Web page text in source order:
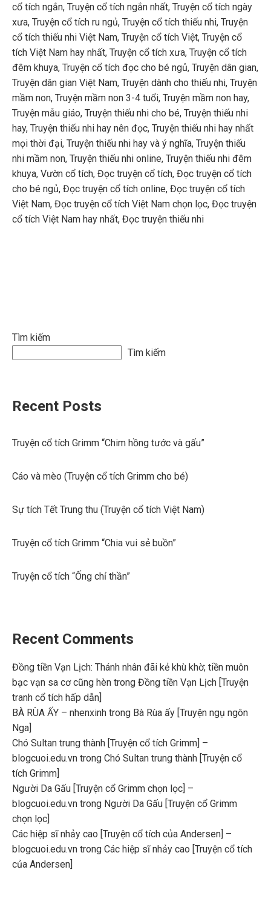
cổ tích ngắn, Truyện cổ tích ngắn nhất, Truyện cổ tích ngày
xưa, Truyện cổ tích ru ngủ, Truyện cổ tích thiếu nhi, Truyện
cổ tích thiếu nhi Việt Nam, Truyện cổ tích Việt, Truyện cổ
tích Việt Nam hay nhất, Truyện cổ tích xưa, Truyện cổ tích
đêm khuya, Truyện cổ tích đọc cho bé ngủ, Truyện dân gian,
Truyện dân gian Việt Nam, Truyện dành cho thiếu nhi, Truyện
mầm non, Truyện mầm non 3-4 tuổi, Truyện mầm non hay,
Truyện mẫu giáo, Truyện thiếu nhi cho bé, Truyện thiếu nhi
hay, Truyện thiếu nhi hay nên đọc, Truyện thiếu nhi hay nhất
mọi thời đại, Truyện thiếu nhi hay và ý nghĩa, Truyện thiếu
nhi mầm non, Truyện thiếu nhi online, Truyện thiếu nhi đêm
khuya, Vườn cổ tích, Đọc truyện cổ tích, Đọc truyện cổ tích
cho bé ngủ, Đọc truyện cổ tích online, Đọc truyện cổ tích
Việt Nam, Đọc truyện cổ tích Việt Nam chọn lọc, Đọc truyện
cổ tích Việt Nam hay nhất, Đọc truyện thiếu nhi
Tìm kiếm
Tìm kiếm
Recent Posts
Truyện cổ tích Grimm “Chim hồng tước và gấu”
Cáo và mèo (Truyện cổ tích Grimm cho bé)
Sự tích Tết Trung thu (Truyện cổ tích Việt Nam)
Truyện cổ tích Grimm “Chia vui sẻ buồn”
Truyện cổ tích “Ống chỉ thần”
Recent Comments
Đồng tiền Vạn Lịch: Thánh nhân đãi kẻ khù khờ; tiền muôn
bạc vạn sa cơ cũng hèn trong Đồng tiền Vạn Lịch [Truyện
tranh cổ tích hấp dẫn]
BÀ RÙA ẤY – nhenxinh trong Bà Rùa ấy [Truyện ngụ ngôn
Nga]
Chó Sultan trung thành [Truyện cổ tích Grimm] –
blogcuoi.edu.vn trong Chó Sultan trung thành [Truyện cổ
tích Grimm]
Người Da Gấu [Truyện cổ Grimm chọn lọc] –
blogcuoi.edu.vn trong Người Da Gấu [Truyện cổ Grimm
chọn lọc]
Các hiệp sĩ nhảy cao [Truyện cổ tích của Andersen] –
blogcuoi.edu.vn trong Các hiệp sĩ nhảy cao [Truyện cổ tích
của Andersen]